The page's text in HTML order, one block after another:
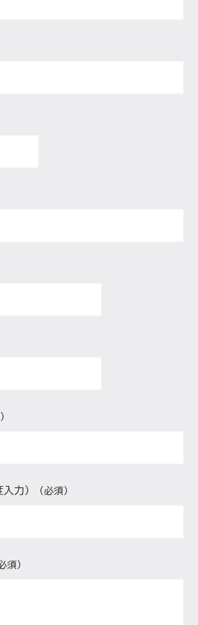
力） （必須）
須）